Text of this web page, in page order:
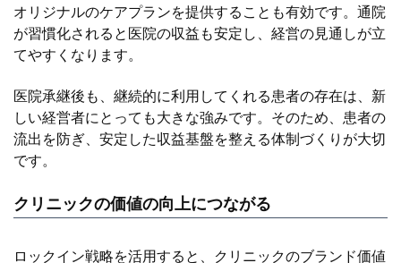
オリジナルのケアプランを提供することも有効です。通院
が習慣化されると医院の収益も安定し、経営の見通しが立
てやすくなります。
医院承継後も、継続的に利用してくれる患者の存在は、新
しい経営者にとっても大きな強みです。そのため、患者の
流出を防ぎ、安定した収益基盤を整える体制づくりが大切
です。
クリニックの価値の向上につながる
ロックイン戦略を活用すると、クリニックのブランド価値